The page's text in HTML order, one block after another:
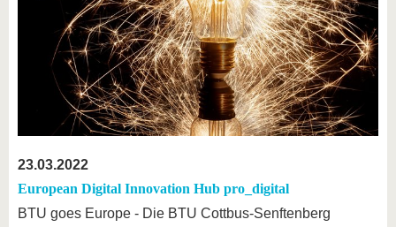
23.03.2022
European Digital Innovation Hub pro_digital
BTU goes Europe - Die BTU Cottbus-Senftenberg